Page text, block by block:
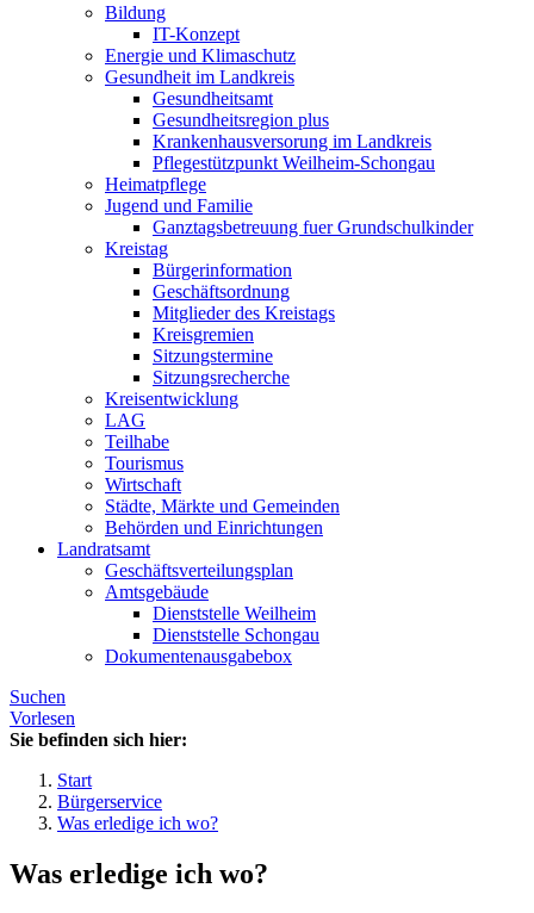
Bildung
IT-Konzept
Energie und Klimaschutz
Gesundheit im Landkreis
Gesundheitsamt
Gesundheitsregion plus
Krankenhausversorung im Landkreis
Pflegestützpunkt Weilheim-Schongau
Heimatpflege
Jugend und Familie
Ganztagsbetreuung fuer Grundschulkinder
Kreistag
Bürgerinformation
Geschäftsordnung
Mitglieder des Kreistags
Kreisgremien
Sitzungstermine
Sitzungsrecherche
Kreisentwicklung
LAG
Teilhabe
Tourismus
Wirtschaft
Städte, Märkte und Gemeinden
Behörden und Einrichtungen
Landratsamt
Geschäftsverteilungsplan
Amtsgebäude
Dienststelle Weilheim
Dienststelle Schongau
Dokumentenausgabebox
Suchen
Vorlesen
Sie befinden sich hier:
Start
Bürgerservice
Was erledige ich wo?
Was erledige ich wo?